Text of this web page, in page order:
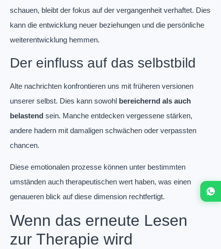
schauen, bleibt der fokus auf der vergangenheit verhaftet. Dies
kann die entwicklung neuer beziehungen und die persönliche
weiterentwicklung hemmen.
Der einfluss auf das selbstbild
Alte nachrichten konfrontieren uns mit früheren versionen
unserer selbst. Dies kann sowohl bereichernd als auch
belastend sein. Manche entdecken vergessene stärken,
andere hadern mit damaligen schwächen oder verpassten
chancen.
Diese emotionalen prozesse können unter bestimmten
umständen auch therapeutischen wert haben, was einen
genaueren blick auf diese dimension rechtfertigt.
Wenn das erneute Lesen
zur Therapie wird